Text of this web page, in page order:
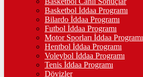
10.613,00%0,45
TAM ALTIN
42.269,00%0,46
%-0,41
Basketbol İddaa Programı
Bilardo İddaa Programı
Futbol İddaa Programı
Motor Sporları İddaa Programı
Hentbol İddaa Programı
Voleybol İddaa Programı
Tenis İddaa Programı
Dövizler